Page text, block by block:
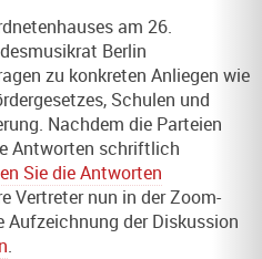
am 26.
Berlin
zu konkreten Anliegen wie
Schulen und
Nachdem die Parteien
Antworten schriftlich
Sie die Antworten
Vertreter nun in der Zoom-
Aufzeichnung der Diskussion
.